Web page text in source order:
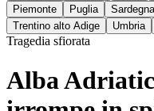
Piemonte
Puglia Sardegna
Trentino alto Adige
Umbria
Tragedia sfiorata
Alba